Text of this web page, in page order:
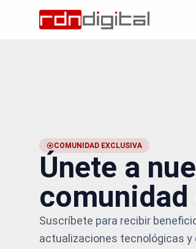
starsCOMUNIDAD EXCLUSIVA
Únete a
Suscríbete para recibir
actualizaciones tecnológicas